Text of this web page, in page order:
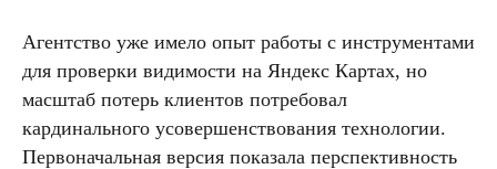
Агентство уже имело опыт работы с инструментами
для проверки видимости на Яндекс Картах, но
масштаб потерь клиентов потребовал
кардинального усовершенствования технологии.
Первоначальная версия показала перспективность